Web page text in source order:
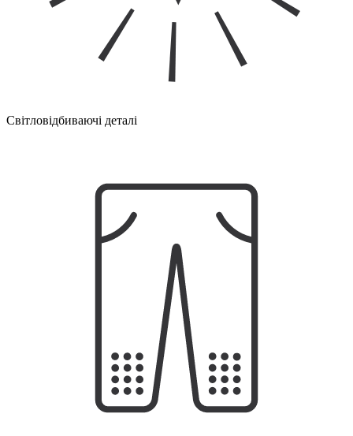
Світловідбиваючі деталі